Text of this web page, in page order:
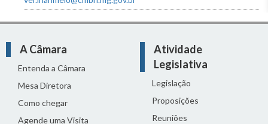
A Câmara
Entenda a Câmara
Mesa Diretora
Como chegar
Agende uma Visita
Atividade
Legislativa
Legislação
Proposições
Reuniões